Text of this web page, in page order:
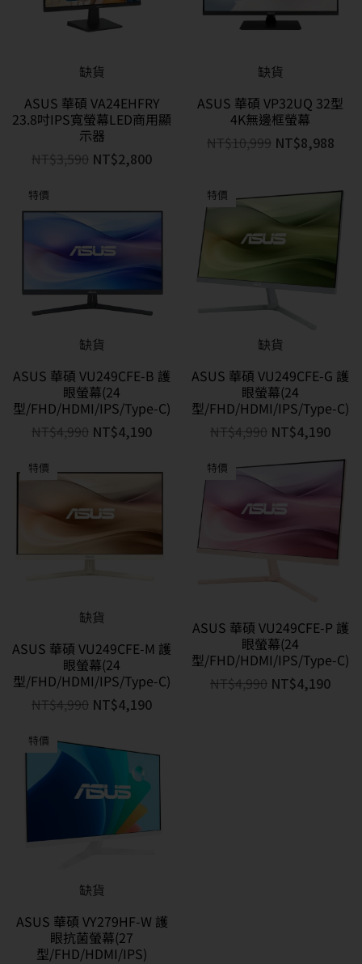
缺貨
ASUS 華碩 VA24EHFRY
23.8吋IPS寬螢幕LED商用顯
示器
NT$3,590 NT$2,800
缺貨
ASUS 華碩 VP32UQ 32型
4K無邊框螢幕
NT$10,999 NT$8,988
特價
缺貨
ASUS 華碩 VU249CFE-B 護
眼螢幕(24
型/FHD/HDMI/IPS/Type-C)
NT$4,990 NT$4,190
特價
缺貨
ASUS 華碩 VU249CFE-G 護
眼螢幕(24
型/FHD/HDMI/IPS/Type-C)
NT$4,990 NT$4,190
特價
缺貨
ASUS 華碩 VU249CFE-M 護
眼螢幕(24
型/FHD/HDMI/IPS/Type-C)
NT$4,990 NT$4,190
特價
ASUS 華碩 VU249CFE-P 護
眼螢幕(24
型/FHD/HDMI/IPS/Type-C)
NT$4,990 NT$4,190
特價
缺貨
ASUS 華碩 VY279HF-W 護
眼抗菌螢幕(27
型/FHD/HDMI/IPS)